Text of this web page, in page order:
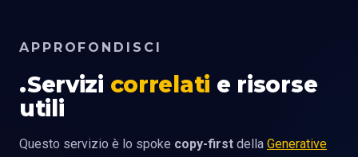
APPROFONDISCI
Servizi correlati e risorse
utili
Questo servizio è lo spoke copy-first della Generative